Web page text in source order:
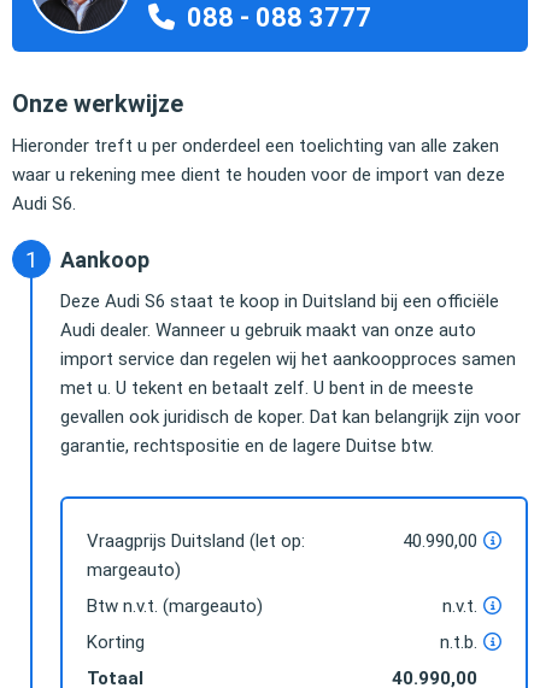
088 - 088 3777
Onze werkwijze
Hieronder treft u per onderdeel een toelichting van alle zaken
waar u rekening mee dient te houden voor de import van deze
Audi S6.
Aankoop
Deze Audi S6 staat te koop in Duitsland bij een officiële
Audi dealer. Wanneer u gebruik maakt van onze auto
import service dan regelen wij het aankoopproces samen
met u. U tekent en betaalt zelf. U bent in de meeste
gevallen ook juridisch de koper. Dat kan belangrijk zijn voor
garantie, rechtspositie en de lagere Duitse btw.
Vraagprijs Duitsland (let op:
margeauto)
40.990,00
Btw n.v.t. (margeauto)
n.v.t.
Korting
n.t.b.
Totaal
40.990,00